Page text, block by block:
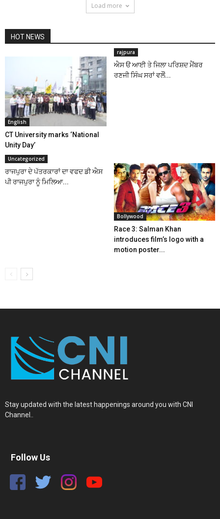
Load more
HOT NEWS
English
CT University marks ‘National
Unity Day’
rajpura
ਐਸ ੳ ਆਈ ਤੇ ਜਿਲਾ ਪਰਿਸ਼ਦ ਮੈਂਬਰ
ਰਣਜੀ ਸਿੰਘ ਸਰਾਂ ਵਲੌਂ...
Uncategorized
ਰਾਜਪੁਰਾ ਦੇ ਪੱਤਰਕਾਰਾਂ ਦਾ ਵਫਦ ਡੀ ਐਸ
ਪੀ ਰਾਜਪੁਰਾ ਨੂੰ ਮਿਲਿਆ...
Bollywood
Race 3: Salman Khan
introduces film’s logo with a
motion poster...
Stay updated with the latest happenings around you with CNI
Channel..
Follow Us